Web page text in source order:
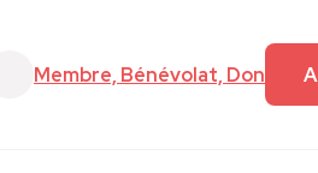
Membre, Bénévolat, Don
Faire